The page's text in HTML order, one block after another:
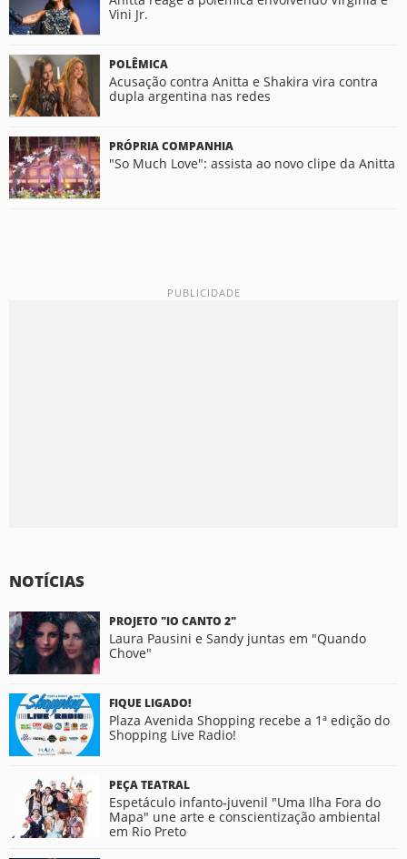
Vini Jr.
POLÊMICA
Acusação contra Anitta e Shakira vira contra
dupla argentina nas redes
PRÓPRIA COMPANHIA
"So Much Love": assista ao novo clipe da Anitta
NOTÍCIAS
PROJETO "IO CANTO 2"
Laura Pausini e Sandy juntas em "Quando
Chove"
FIQUE LIGADO!
Plaza Avenida Shopping recebe a 1ª edição do
Shopping Live Radio!
PEÇA TEATRAL
Espetáculo infanto-juvenil "Uma Ilha Fora do
Mapa" une arte e conscientização ambiental
em Rio Preto